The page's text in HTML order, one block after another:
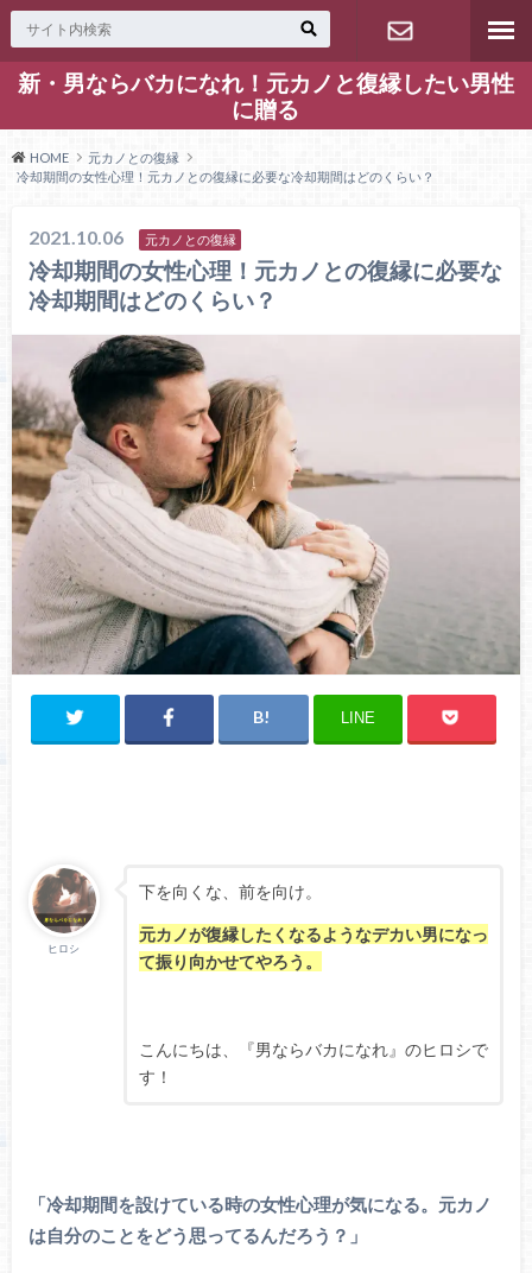
新・男ならバカになれ！元カノと復縁したい男性
に贈る
お問い合わ
HOME
元カノとの復縁
冷却期間の女性心理！元カノとの復縁に必要な冷却期間はどのくらい？
2021.10.06 元カノとの復縁
冷却期間の女性心理！元カノとの復縁に必要な
冷却期間はどのくらい？
LINE
ヒロシ
下を向くな、前を向け。
元カノが復縁したくなるようなデカい男になっ
て振り向かせてやろう。
こんにちは、『男ならバカになれ』のヒロシで
す！
「冷却期間を設けている時の女性心理が気になる。元カノ
は自分のことをどう思ってるんだろう？」